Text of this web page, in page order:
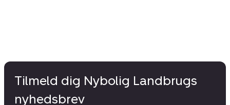
Tilmeld dig Nybolig Landbrugs
nyhedsbrev